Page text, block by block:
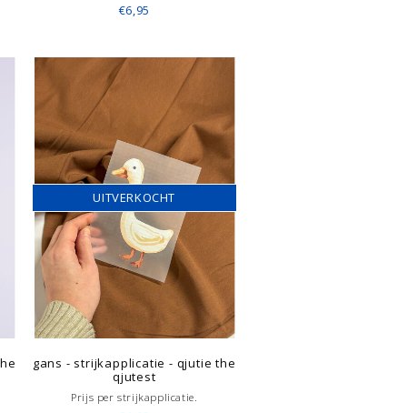
€6,95
UITVERKOCHT
gans - strijkapplicatie - qjutie the
qjutest
Prijs per strijkapplicatie.